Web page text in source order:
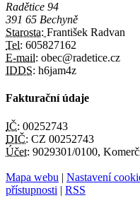
Radětice 94
391 65 Bechyně
Starosta: František Radvan
Tel: 605827162
E-mail: obec@radetice.cz
IDDS: h6jam4z
Fakturační údaje
IČ: 00252743
DIČ: CZ 00252743
Účet: 9029301/0100,
Mapa webu | Nastavení
přístupnosti | RSS